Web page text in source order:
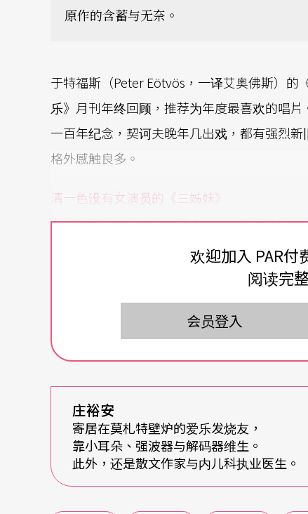
原作的含蓄与无奈。
于特福斯（Peter Eötvös，一译艾奥佛斯）
乐》月刊年终回顾，推荐为年度最喜欢的唱
一百年纪念，契诃夫晚年几出戏，都有强烈
格外感触良多。
清一色没有女演员的《三姊妹》
于特福斯新作吸引我的两个地方，都堪称歌
音反串，九○年代描写一代阉人男高音法瑞
妓》，上片两个月内卖掉二十万张电影原声
声男高音热潮。除了圣乐基本盘之外，也有
咏叹调。不过让假声男高音延伸到当代歌剧
假声男高音，奶妈则改成男低音唱的家仆，变
哥、二姊三个人物为新的三幕主轴。经过后
观点而有所改变，类似新小说多重叙事观点
事观点的转移，而与契诃夫的原作有很大区
事与人物的来龙去脉关连互动，才不会听得
欢迎加入 PAR付
阅读完
会员登入
庄裕安
寄居在莫札特壁炉的爱乐发烧友，
靠小耳朵、强波器与解码器维生。
此外，还是散文作家与内儿科执业医生。